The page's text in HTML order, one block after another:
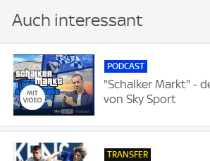
Auch interessant
PODCAST
"Schalker Markt" -
von Sky Sport
TRANSFER